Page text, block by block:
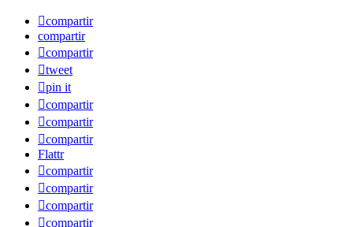
compartir
compartir
compartir
tweet
pin it
compartir
compartir
compartir
Flattr
compartir
compartir
compartir
compartir